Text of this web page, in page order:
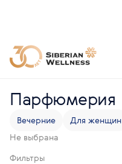
Парфюмерия
Вечерние Для женщин
Не выбрана
Фильтры